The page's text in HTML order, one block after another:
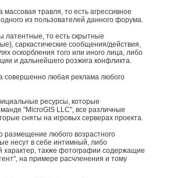
травля, то есть агрессивное
из пользователей данного форума.
латентные, то есть скрытные
саркастические сообщения/действия,
оскорбления того или иного лица, либо
и дальнейшего розжига конфликта.
совершенно любая реклама любого
ресурсы, которые
"MicroGIS LLC", все различные
сняты на игровых серверах проекта.​
размещение любого возрастного
несут в себе интимный, либо
характер, также фотографии содержащие
на примере расчленения и тому